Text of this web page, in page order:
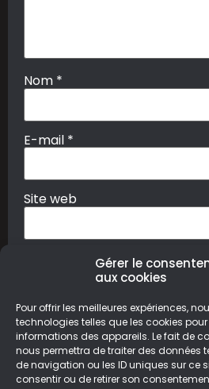
Gérer le
aux cookies
Pour offrir les meilleures expériences,
technologies telles que les cookies
informations des appareils. Le fait de
nous permettra de traiter des données
de navigation ou les ID uniques sur ce
consentir ou de retirer son
Nom *
E-mail *
Site web
© Le Geek Paresseux –Mentions